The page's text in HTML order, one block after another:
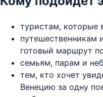
туристам, которые
путешественникам
готовый маршрут
семьям, парам и
тем, кто хочет
Венецию за одну